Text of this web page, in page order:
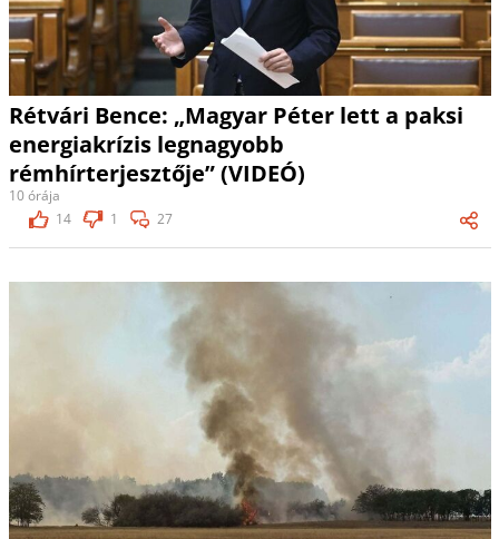
Rétvári Bence: „Magyar Péter lett a paksi
energiakrízis legnagyobb
rémhírterjesztője” (VIDEÓ)
10 órája
14
1 27